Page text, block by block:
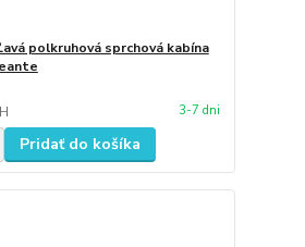
polkruhová sprchová kabína
3-7 dni
Pridať do košíka